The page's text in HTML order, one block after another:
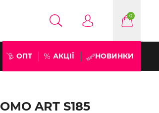
0
ОПТ АКЦІЇ НОВИНКИ
ART S185